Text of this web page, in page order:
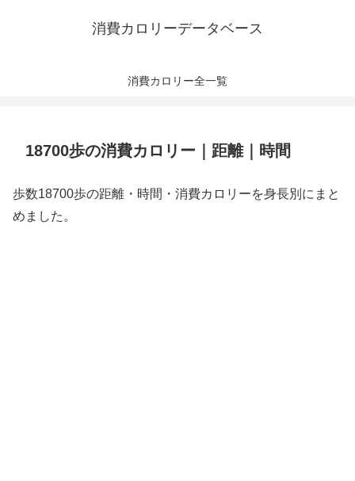
消費カロリーデータベース
消費カロリー全一覧
18700歩の消費カロリー｜距離｜時間
歩数18700歩の距離・時間・消費カロリーを身長別にまと
めました。